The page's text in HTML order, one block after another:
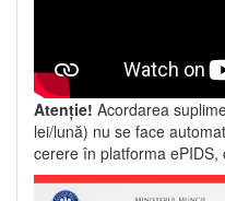
Atenție! Acordarea
lei/lună) nu se face
cerere în platforma